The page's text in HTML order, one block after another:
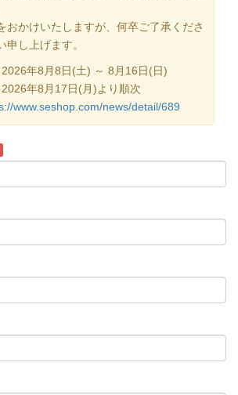
おかけいたしますが、何卒ご了承くださ
申し上げます。
年8月8日(土) ～ 8月16日(日)
年8月17日(月)より順次
www.seshop.com/news/detail/689